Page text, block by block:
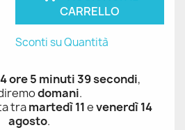
CARRELLO
Sconti su Quantità
4 ore 5 minuti 39 secondi,
domani.
tramartedì 11evenerdì 14
agosto.